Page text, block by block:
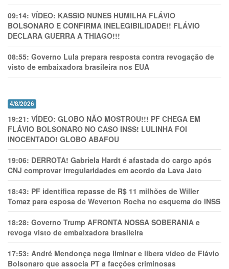
09:14: VÍDEO: KASSIO NUNES HUMlLHA FLÁVIO
BOLSONARO E CONFIRMA INELEGIBILIDADE!! FLÁVIO
DECLARA GUERRA A THIAGO!!!
08:55: Governo Lula prepara resposta contra revogação de
visto de embaixadora brasileira nos EUA
4/8/2026
19:21: VÍDEO: GLOBO NÃO MOSTROU!!! PF CHEGA EM
FLÁVIO BOLSONARO NO CASO INSS! LULINHA FOI
INOCENTADO! GLOBO ABAFOU
19:06: DERROTA! Gabriela Hardt é afastada do cargo após
CNJ comprovar irregularidades em acordo da Lava Jato
18:43: PF identifica repasse de R$ 11 milhões de Willer
Tomaz para esposa de Weverton Rocha no esquema do INSS
18:28: Governo Trump AFRONTA NOSSA SOBERANIA e
revoga visto de embaixadora brasileira
17:53: André Mendonça nega liminar e libera vídeo de Flávio
Bolsonaro que associa PT a facções criminosas